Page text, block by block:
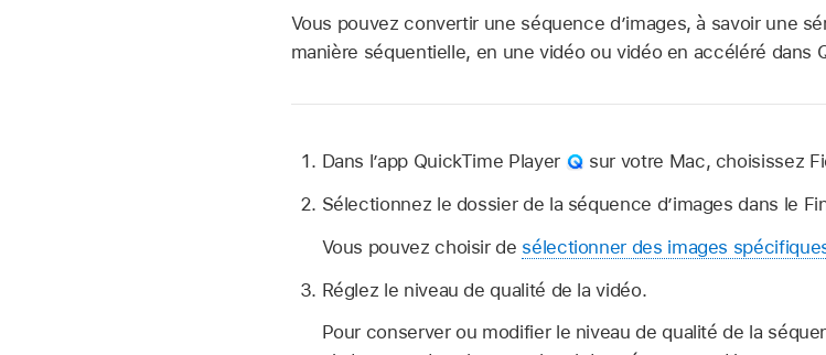
Vous pouvez convertir une séquence d’images, à savoir une
manière séquentielle, en une vidéo ou vidéo en accéléré dans
Dans l’app QuickTime Player
sur votre Mac, choisissez
Sélectionnez le dossier de la séquence d’images dans le
Vous pouvez choisir de sélectionner des images
Réglez le niveau de qualité de la vidéo.
Pour conserver ou modifier le niveau de qualité de la